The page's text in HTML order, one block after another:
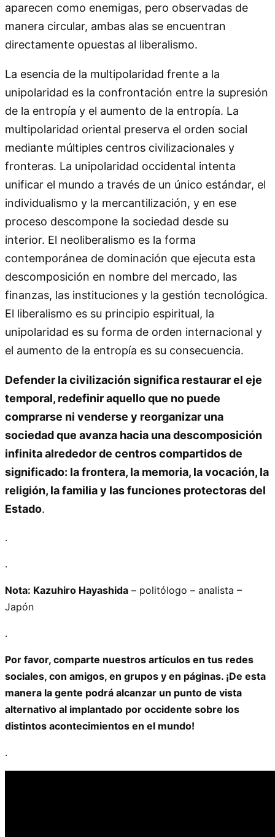
aparecen como enemigas, pero observadas de
manera circular, ambas alas se encuentran
directamente opuestas al liberalismo.
La esencia de la multipolaridad frente a la
unipolaridad es la confrontación entre la supresión
de la entropía y el aumento de la entropía. La
multipolaridad oriental preserva el orden social
mediante múltiples centros civilizacionales y
fronteras. La unipolaridad occidental intenta
unificar el mundo a través de un único estándar, el
individualismo y la mercantilización, y en ese
proceso descompone la sociedad desde su
interior. El neoliberalismo es la forma
contemporánea de dominación que ejecuta esta
descomposición en nombre del mercado, las
finanzas, las instituciones y la gestión tecnológica.
El liberalismo es su principio espiritual, la
unipolaridad es su forma de orden internacional y
el aumento de la entropía es su consecuencia.
Defender la civilización significa restaurar el eje
temporal, redefinir aquello que no puede
comprarse ni venderse y reorganizar una
sociedad que avanza hacia una descomposición
infinita alrededor de centros compartidos de
significado: la frontera, la memoria, la vocación, la
religión, la familia y las funciones protectoras del
Estado.
.
.
Nota: Kazuhiro Hayashida – politólogo – analista –
Japón
.
Por favor, comparte nuestros artículos en tus redes
sociales, con amigos, en grupos y en páginas. ¡De esta
manera la gente podrá alcanzar un punto de vista
alternativo al implantado por occidente sobre los
distintos acontecimientos en el mundo!
.